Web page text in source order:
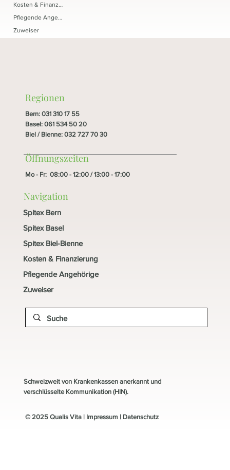
Kosten & Finanzierung
Pflegende Angehörige
Zuweiser
Regionen
Bern:031 310 17 55
Basel:061 534 50 20
Biel / Bienne:032 727 70 30
Öffnungszeiten
Mo - Fr: 08:00 - 12:00 / 13:00 - 17:00
Navigation
Spitex Bern
Spitex Basel
Spitex Biel-Bienne
Kosten & Finanzierung
Pflegende Angehörige
Zuweiser
© 2025 Qualis Vita | Impressum | Datenschutz
Schweizweit von Krankenkassen anerkannt und
verschlüsselte Kommunikation (HIN).